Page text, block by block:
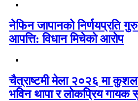
नेफिन जापानको निर्णयप्रति
आपत्ति: विधान मिचेको आरोप
चैत्राष्टमी मेला २०२६ मा
भविन थापा र लोकप्रिय गायक